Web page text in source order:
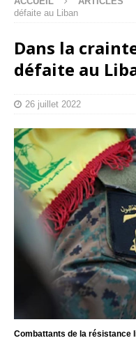
défaite au Liban
Dans la
défaite au
26 juillet 2022
Combattants de la résistance